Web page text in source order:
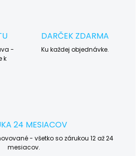
-
k
DARČEK ZDARMA
Ku každej objednávke.
24 MESIACOV
- všetko so zárukou 12 až 24
mesiacov.